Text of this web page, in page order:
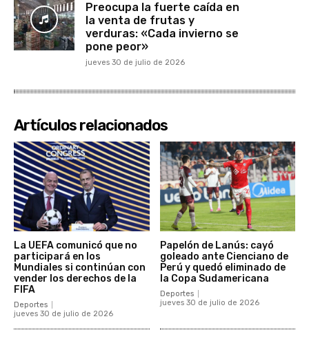
Preocupa la fuerte caída en
la venta de frutas y
verduras: «Cada invierno se
pone peor»
jueves 30 de julio de 2026
Artículos relacionados
La UEFA comunicó que no
participará en los
Mundiales si continúan con
vender los derechos de la
FIFA
Deportes
jueves 30 de julio de 2026
Papelón de Lanús: cayó
goleado ante Cienciano de
Perú y quedó eliminado de
la Copa Sudamericana
Deportes
jueves 30 de julio de 2026